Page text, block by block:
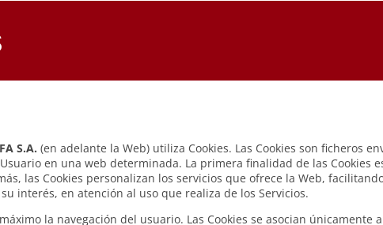
S.A. (en adelante la Web) utiliza Cookies. Las Cookies son ficheros
en una web determinada. La primera finalidad de las Cookies
las Cookies personalizan los servicios que ofrece la Web,
interés, en atención al uso que realiza de los Servicios.
la navegación del usuario. Las Cookies se asocian únicamente